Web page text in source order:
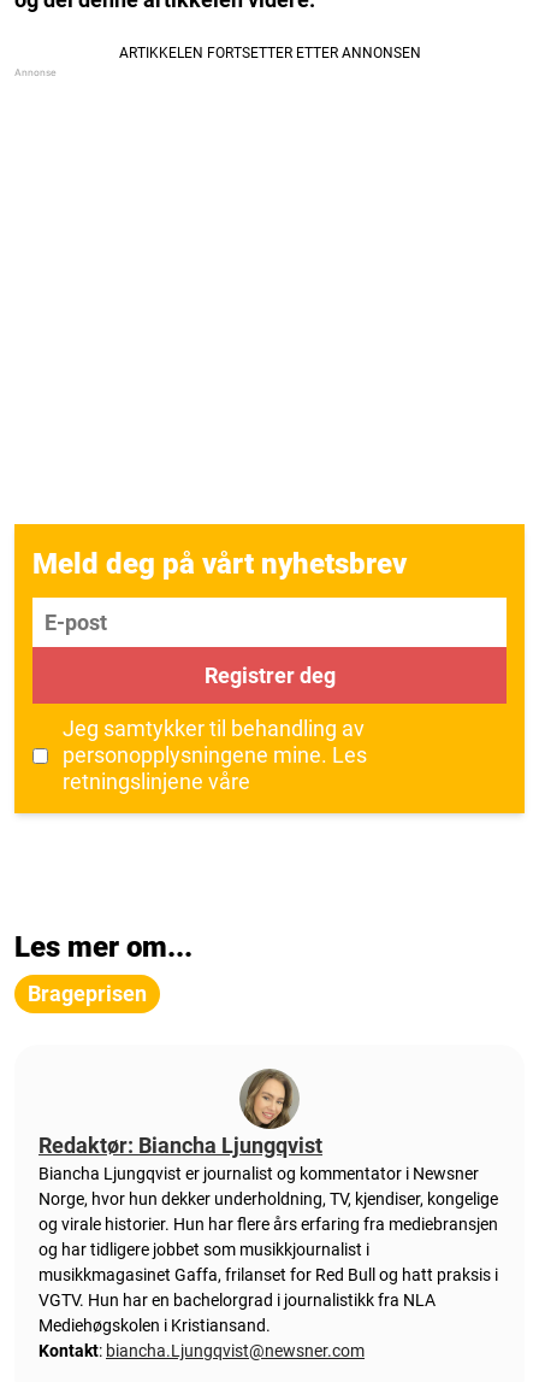
Meld deg på vårt nyhetsbrev
E-post
Registrer deg
Jeg samtykker til behandling av
personopplysningene mine. Les
retningslinjene våre
Les mer om...
Brageprisen
Redaktør: Biancha Ljungqvist
Biancha Ljungqvist er journalist og kommentator i Newsner
Norge, hvor hun dekker underholdning, TV, kjendiser, kongelige
og virale historier. Hun har flere års erfaring fra mediebransjen
og har tidligere jobbet som musikkjournalist i
musikkmagasinet Gaffa, frilanset for Red Bull og hatt praksis i
VGTV. Hun har en bachelorgrad i journalistikk fra NLA
Mediehøgskolen i Kristiansand.
Kontakt: biancha.Ljungqvist@newsner.com